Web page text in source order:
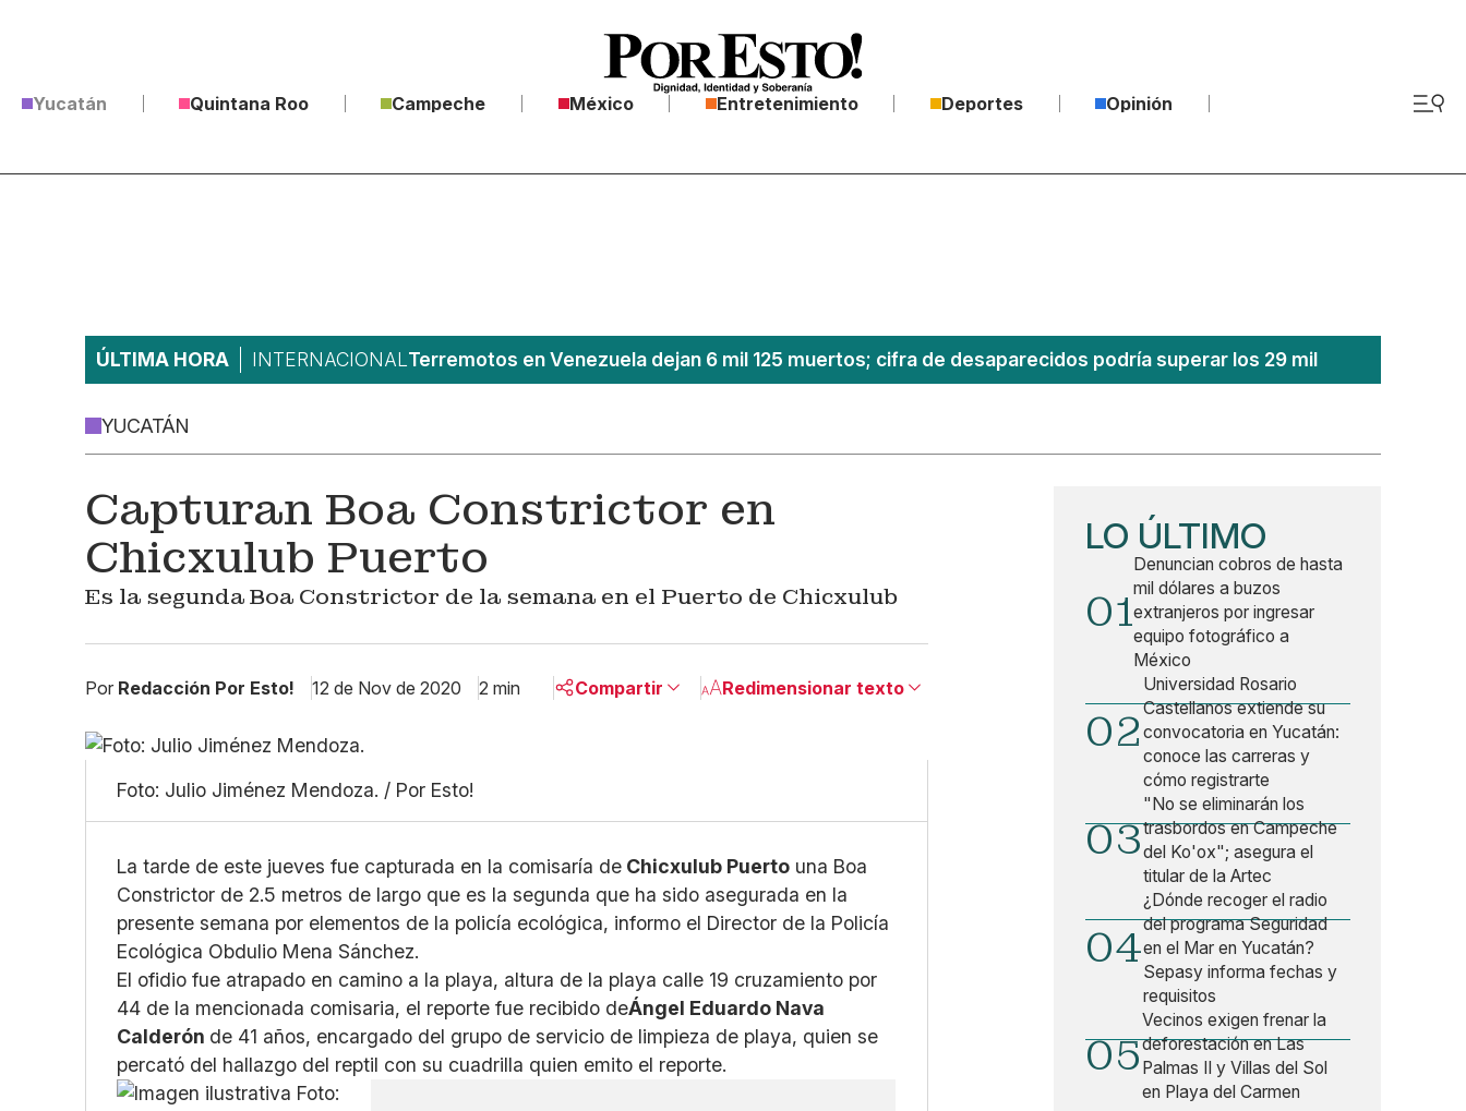
Yucatán Quintana Roo Campeche México Entretenimiento Deportes Opinión
ÚLTIMA HORA INTERNACIONAL Terremotos en Venezuela dejan 6 mil 125 muertos; cifra de desaparecidos podría superar los 29 mil
YUCATÁN
Capturan Boa Constrictor en
Chicxulub Puerto
Es la segunda Boa Constrictor de la semana en el Puerto de Chicxulub
Por Redacción Por Esto! 12 de Nov de 2020 2 min Compartir
Copiar enlace
Redimensionar texto
Foto: Julio Jiménez Mendoza. / Por Esto!
La tarde de este jueves fue capturada en la comisaría de Chicxulub Puerto una Boa
Constrictor de 2.5 metros de largo que es la segunda que ha sido asegurada en la
presente semana por elementos de la policía ecológica, informo el Director de la Policía
Ecológica Obdulio Mena Sánchez.
El ofidio fue atrapado en camino a la playa, altura de la playa calle 19 cruzamiento por
44 de la mencionada comisaria, el reporte fue recibido deÁngel Eduardo Nava
Calderón de 41 años, encargado del grupo de servicio de limpieza de playa, quien se
percató del hallazgo del reptil con su cuadrilla quien emito el reporte.
LO ÚLTIMO
01
Denuncian cobros de hasta
mil dólares a buzos
extranjeros por ingresar
equipo fotográfico a
México
02
Universidad Rosario
Castellanos extiende su
convocatoria en Yucatán:
conoce las carreras y
cómo registrarte
03
"No se eliminarán los
trasbordos en Campeche
del Ko'ox"; asegura el
titular de la Artec
04
¿Dónde recoger el radio
del programa Seguridad
en el Mar en Yucatán?
Sepasy informa fechas y
requisitos
05
Vecinos exigen frenar la
deforestación en Las
Palmas II y Villas del Sol
en Playa del Carmen